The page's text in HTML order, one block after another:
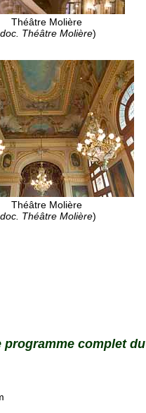
Théâtre Molière
doc. Théâtre Molière)
Théâtre Molière
doc. Théâtre Molière)
programme complet du